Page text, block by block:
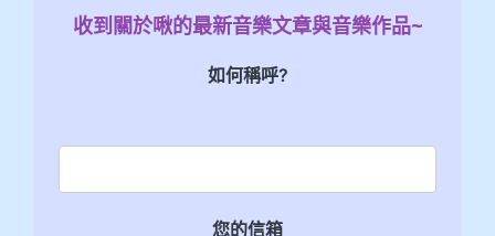
收到關於啾的最新音樂文章與音樂作品~
如何稱呼?
您的信箱